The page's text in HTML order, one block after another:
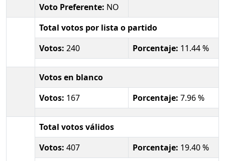
Voto Preferente: NO
Total votos por lista o partido
Votos: 240 Porcentaje: 11.44 %
Votos en blanco
Votos: 167 Porcentaje: 7.96 %
Total votos válidos
Votos: 407 Porcentaje: 19.40 %